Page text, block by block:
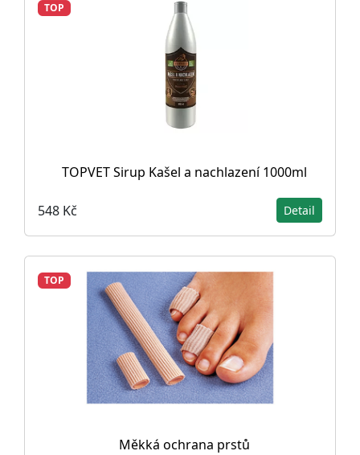
TOP
TOPVET Sirup Kašel a nachlazení 1000ml
548 Kč Detail
TOP
Měkká ochrana prstů